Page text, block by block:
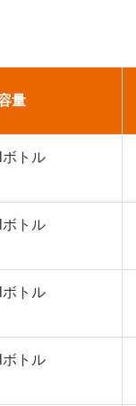
量
トル
トル
トル
トル